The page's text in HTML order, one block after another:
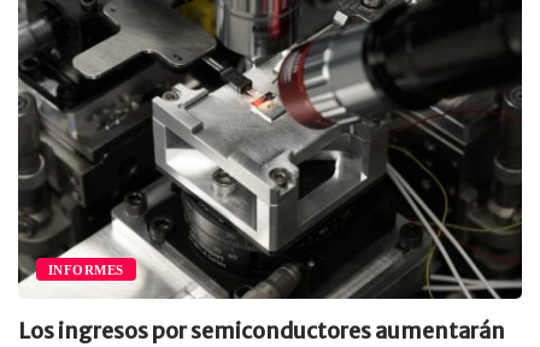
IA Y CIBERSEGURIDAD
El fin de la era del software...